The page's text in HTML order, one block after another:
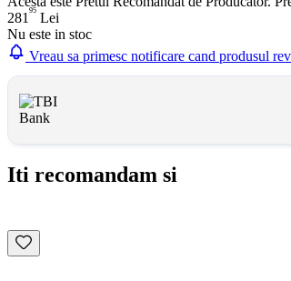
281 95 Lei
Nu este in stoc
Vreau sa primesc notificare cand produsul
Iti recomandam si